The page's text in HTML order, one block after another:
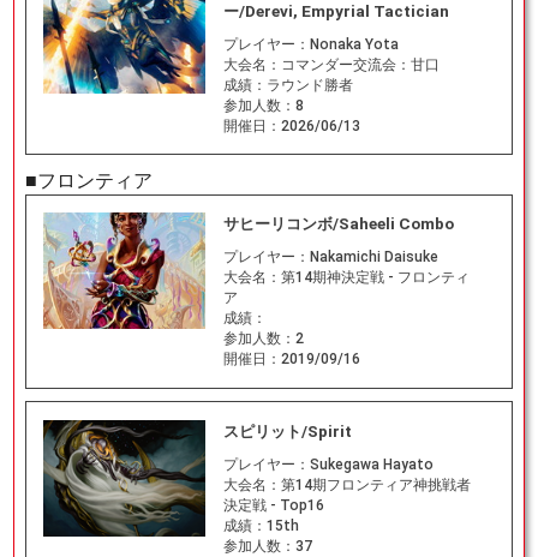
ー/Derevi, Empyrial Tactician
プレイヤー： Nonaka Yota
大会名： コマンダー交流会：甘口
成績： ラウンド勝者
参加人数： 8
開催日： 2026/06/13
■フロンティア
サヒーリコンボ/Saheeli Combo
プレイヤー： Nakamichi Daisuke
大会名： 第14期神決定戦 - フロンティ
ア
成績：
参加人数： 2
開催日： 2019/09/16
スピリット/Spirit
プレイヤー： Sukegawa Hayato
大会名： 第14期フロンティア神挑戦者
決定戦 - Top16
成績： 15th
参加人数： 37